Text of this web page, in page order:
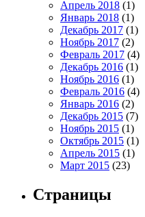
Апрель 2018 (1)
Январь 2018 (1)
Декабрь 2017 (1)
Ноябрь 2017 (2)
Февраль 2017 (4)
Декабрь 2016 (1)
Ноябрь 2016 (1)
Февраль 2016 (4)
Январь 2016 (2)
Декабрь 2015 (7)
Ноябрь 2015 (1)
Октябрь 2015 (1)
Апрель 2015 (1)
Март 2015 (23)
Страницы